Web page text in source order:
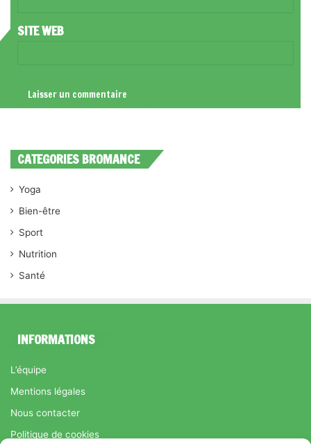
SITE WEB
CATEGORIES BROMANCE
Yoga
Bien-être
Sport
Nutrition
Santé
INFORMATIONS
L’équipe
Mentions légales
Nous contacter
Politique de cookies